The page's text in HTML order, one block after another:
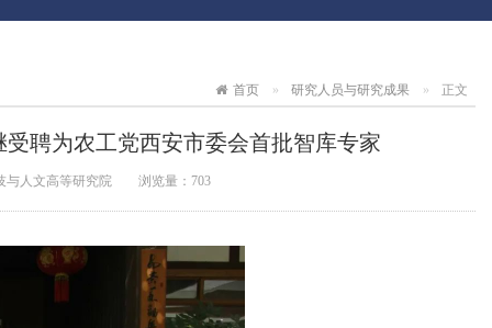
首页 研究人员与研究成果 正文
聘为农工党西安市委会首批智库专家
与人文高等研究院 浏览量： 703